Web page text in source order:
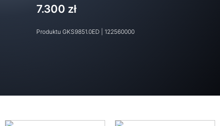
7.300 zł
Produktu GKS9851.0ED 122560000